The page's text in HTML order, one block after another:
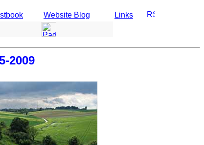
Website Blog
Links
2009